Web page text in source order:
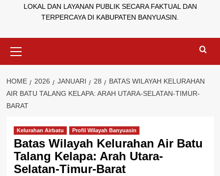
LOKAL DAN LAYANAN PUBLIK SECARA FAKTUAL DAN
TERPERCAYA DI KABUPATEN BANYUASIN.
Menu
HOME 2026 JANUARI 28
BATAS WILAYAH KELURAHAN
AIR BATU TALANG KELAPA: ARAH UTARA-SELATAN-TIMUR-
BARAT
Kelurahan Airbatu Profil Wilayah Banyuasin
Batas Wilayah Kelurahan Air Batu
Talang Kelapa: Arah Utara-
Selatan-Timur-Barat